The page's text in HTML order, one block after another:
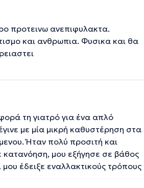
προτεινω ανεπιφυλακτα.
και ανθρωπια. Φυσικα και θα
τη γιατρό για ένα απλό
με μία μικρή καθυστέρηση στα
Ήταν πολύ προσιτή και
κατανόηση, μου εξήγησε σε βάθος
έδειξε εναλλακτικούς τρόπους